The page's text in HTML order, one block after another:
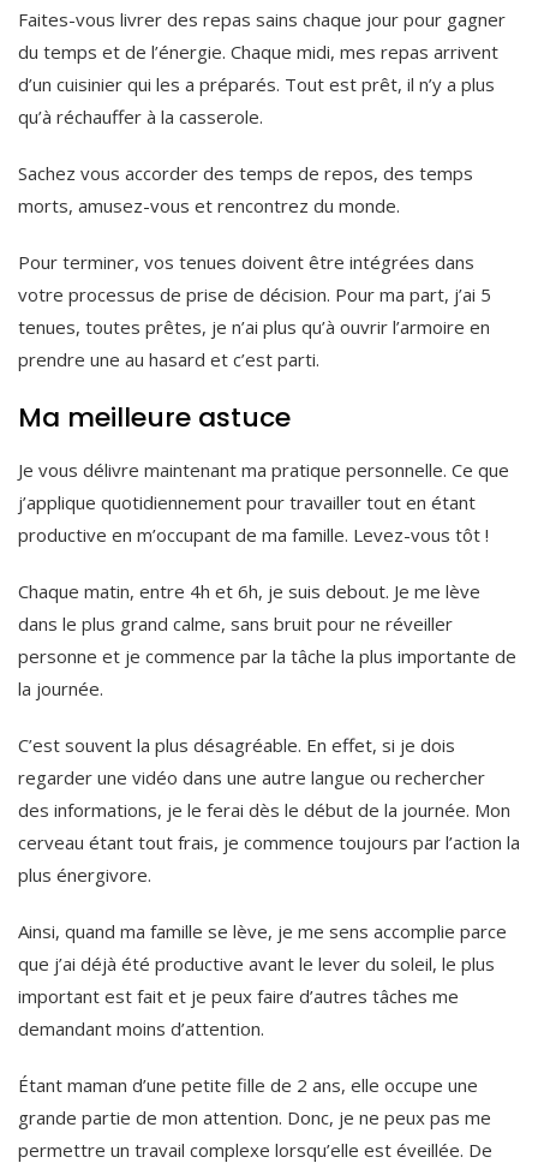
Faites-vous livrer des repas sains chaque jour pour gagner
du temps et de l’énergie. Chaque midi, mes repas arrivent
d’un cuisinier qui les a préparés. Tout est prêt, il n’y a plus
qu’à réchauffer à la casserole.
Sachez vous accorder des temps de repos, des temps
morts, amusez-vous et rencontrez du monde.
Pour terminer, vos tenues doivent être intégrées dans
votre processus de prise de décision. Pour ma part, j’ai 5
tenues, toutes prêtes, je n’ai plus qu’à ouvrir l’armoire en
prendre une au hasard et c’est parti.
Ma meilleure astuce
Je vous délivre maintenant ma pratique personnelle. Ce que
j’applique quotidiennement pour travailler tout en étant
productive en m’occupant de ma famille. Levez-vous tôt !
Chaque matin, entre 4h et 6h, je suis debout. Je me lève
dans le plus grand calme, sans bruit pour ne réveiller
personne et je commence par la tâche la plus importante de
la journée.
C’est souvent la plus désagréable. En effet, si je dois
regarder une vidéo dans une autre langue ou rechercher
des informations, je le ferai dès le début de la journée. Mon
cerveau étant tout frais, je commence toujours par l’action la
plus énergivore.
Ainsi, quand ma famille se lève, je me sens accomplie parce
que j’ai déjà été productive avant le lever du soleil, le plus
important est fait et je peux faire d’autres tâches me
demandant moins d’attention.
Étant maman d’une petite fille de 2 ans, elle occupe une
grande partie de mon attention. Donc, je ne peux pas me
permettre un travail complexe lorsqu’elle est éveillée. De